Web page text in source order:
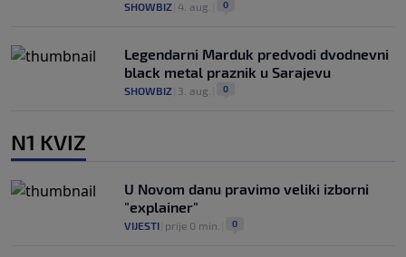
SHOWBIZ 4. aug. 0
Legendarni Marduk predvodi dvodnevni
black metal praznik u Sarajevu
SHOWBIZ 3. aug. 0
N1 KVIZ
U Novom danu pravimo veliki izborni
"explainer"
VIJESTI prije 0 min. 0